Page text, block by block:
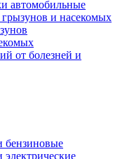
автомобильные
и насекомых
от болезней и
бензиновые
электрические